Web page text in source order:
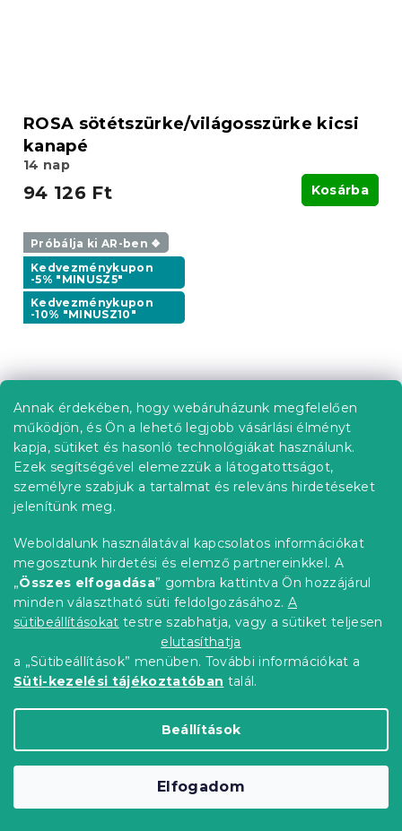
Annak érdekében, hogy webáruházunk megfelelően
működjön, és Ön a lehető legjobb vásárlási élményt
kapja, sütiket és hasonló technológiákat használunk.
Ezek segítségével elemezzük a látogatottságot,
személyre szabjuk a tartalmat és releváns hirdetéseket
jelenítünk meg.
Weboldalunk használatával kapcsolatos információkat
megosztunk hirdetési és elemző partnereinkkel. A
„Összes elfogadása” gombra kattintva Ön hozzájárul
minden választható süti feldolgozásához. A
sütibeállításokat testre szabhatja, vagy a sütiket teljesen
elutasíthatja
a „Sütibeállítások” menüben. További információkat a
Süti-kezelési tájékoztatóban talál.
Beállítások
Elfogadom
ROSA sötétszürke/világosszürke kicsi
kanapé
14 nap
94 126 Ft Kosárba
Próbálja ki AR-ben ❖
Kedvezménykupon
-5% "MINUSZ5"
Kedvezménykupon
-10% "MINUSZ10"
ROSA világos rózsaszín/világosszürke
7 nap
104 427 Ft Kosárba
L
i
s
t
r
á
n
y
í
összesen31termék
AR kollekció gyerekszobába: Játékos
design, amit előre láthat
Szeretne gyermekeinek olyan teret kialakítani, amely
ösztönzi kreativitásukat, és kényelmet biztosít a
játékhoz és a tanuláshoz egyaránt? Az